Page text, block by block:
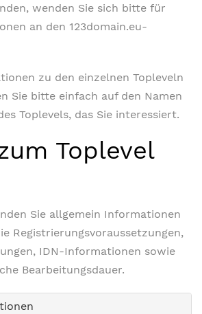
wenden Sie sich bitte für
an den 123domain.eu-
zu den einzelnen Topleveln
Sie bitte einfach auf den Namen
Toplevels, das Sie interessiert.
Toplevel
Sie allgemein Informationen
Registrierungsvoraussetzungen,
IDN-Informationen sowie
Bearbeitungsdauer.